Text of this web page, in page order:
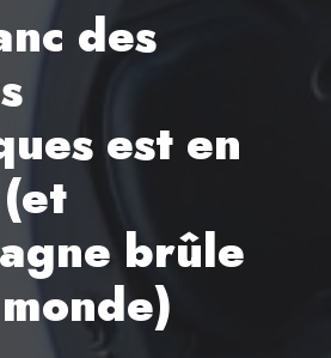
des
est en
brûle